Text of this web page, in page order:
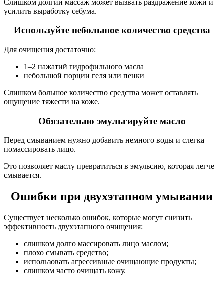
усилить выработку себума.
Используйте небольшое количество средства
Для очищения достаточно:
1–2 нажатий гидрофильного масла
небольшой порции геля или пенки
Слишком большое количество средства может оставлять
ощущение тяжести на коже.
Обязательно эмульгируйте масло
Перед смыванием нужно добавить немного воды и слегка
помассировать лицо.
Это позволяет маслу превратиться в эмульсию, которая легче
смывается.
Ошибки при двухэтапном умывании
Существует несколько ошибок, которые могут снизить
эффективность двухэтапного очищения:
слишком долго массировать лицо маслом;
плохо смывать средство;
использовать агрессивные очищающие продукты;
слишком часто очищать кожу.